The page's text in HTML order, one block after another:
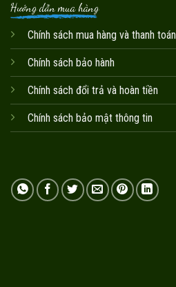
Hướng dẫn mua hàng
Chính sách mua hàng và thanh toán
Chính sách bảo hành
Chính sách đổi trả và hoàn tiền
Chính sách bảo mật thông tin